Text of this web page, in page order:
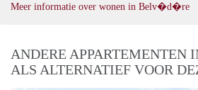
Meer informatie over wonen in Belv�d�re
ANDERE APPARTEMENTEN
ALS ALTERNATIEF VOOR